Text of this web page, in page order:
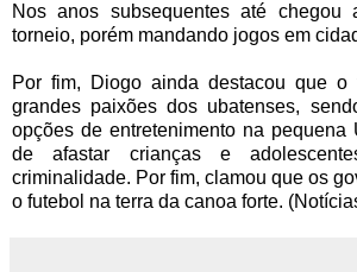
Nos anos subsequentes até chegou
torneio, porém mandando jogos em
Por fim, Diogo ainda destacou que
grandes paixões dos ubatenses,
opções de entretenimento na pequena
de afastar crianças e
criminalidade. Por fim, clamou que os
o futebol na terra da canoa forte.